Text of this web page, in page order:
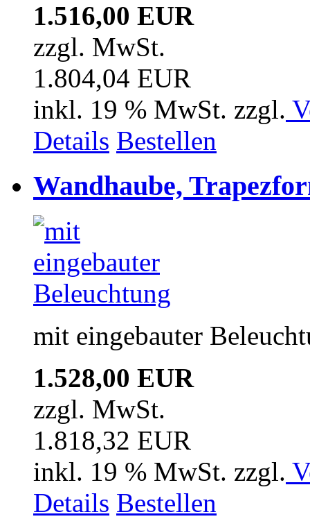
1.516,00 EUR
zzgl. MwSt.
1.804,04 EUR
inkl. 19 % MwSt. zzgl.
Details Bestellen
Wandhaube,
mit eingebauter
1.528,00 EUR
zzgl. MwSt.
1.818,32 EUR
inkl. 19 % MwSt. zzgl.
Details Bestellen